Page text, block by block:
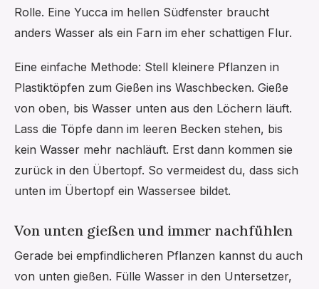
Rolle. Eine Yucca im hellen Südfenster braucht
anders Wasser als ein Farn im eher schattigen Flur.
Eine einfache Methode: Stell kleinere Pflanzen in
Plastiktöpfen zum Gießen ins Waschbecken. Gieße
von oben, bis Wasser unten aus den Löchern läuft.
Lass die Töpfe dann im leeren Becken stehen, bis
kein Wasser mehr nachläuft. Erst dann kommen sie
zurück in den Übertopf. So vermeidest du, dass sich
unten im Übertopf ein Wassersee bildet.
Von unten gießen und immer nachfühlen
Gerade bei empfindlicheren Pflanzen kannst du auch
von unten gießen. Fülle Wasser in den Untersetzer,